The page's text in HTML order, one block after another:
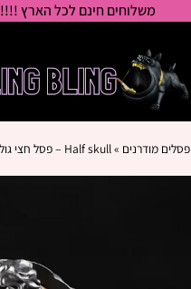
משלוחים חינם לכל הארץ !!!!
פסלים מודרנים »Half skull – פסל חצי גולגולת